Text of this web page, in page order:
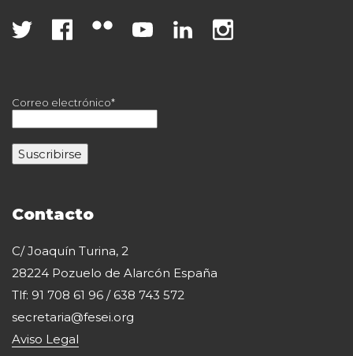
Correo electrónico*
Contacto
C/ Joaquín Turina, 2
28224 Pozuelo de Alarcón España
Tlf: 91 708 61 96 / 638 743 572
secretaria@fesei.org
Aviso Legal